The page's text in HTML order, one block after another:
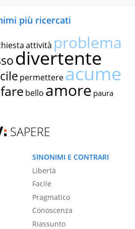
più ricercati
attività problema
divertente
permettereacume
fare bello amore paura
SAPERE
SINONIMI E CONTRARI
Libertà
Facile
Pragmatico
Conoscenza
Riassunto